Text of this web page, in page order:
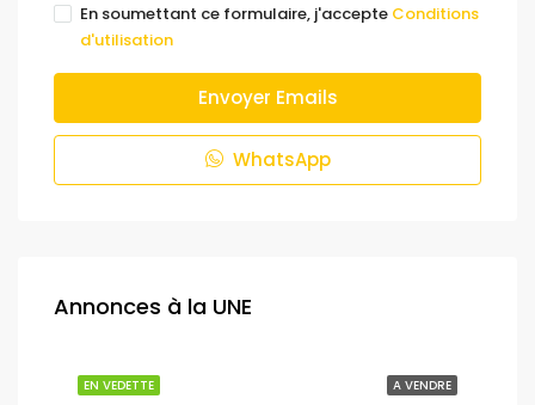
En soumettant ce formulaire, j'accepte Conditions
d'utilisation
Envoyer Emails
WhatsApp
Annonces à la UNE
A VENDRE
EN VEDETTE